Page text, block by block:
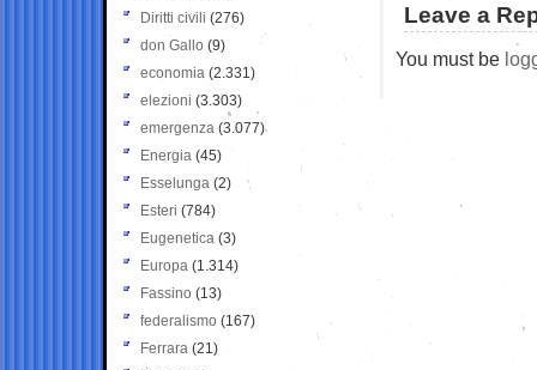
Leave a
You must be
Diritti civili (276)
don Gallo (9)
economia (2.331)
elezioni (3.303)
emergenza (3.077)
Energia (45)
Esselunga (2)
Esteri (784)
Eugenetica (3)
Europa (1.314)
Fassino (13)
federalismo (167)
Ferrara (21)